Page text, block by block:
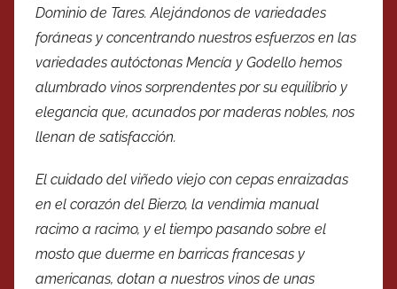
Dominio de Tares. Alejándonos de variedades
foráneas y concentrando nuestros esfuerzos en las
variedades autóctonas Mencía y Godello hemos
alumbrado vinos sorprendentes por su equilibrio y
elegancia que, acunados por maderas nobles, nos
llenan de satisfacción.
El cuidado del viñedo viejo con cepas enraizadas
en el corazón del Bierzo, la vendimia manual
racimo a racimo, y el tiempo pasando sobre el
mosto que duerme en barricas francesas y
americanas, dotan a nuestros vinos de unas